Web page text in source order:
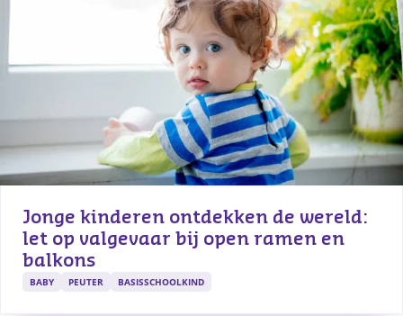
Jonge kinderen ontdekken de wereld:
let op valgevaar bij open ramen en
balkons
BABY PEUTER BASISSCHOOLKIND